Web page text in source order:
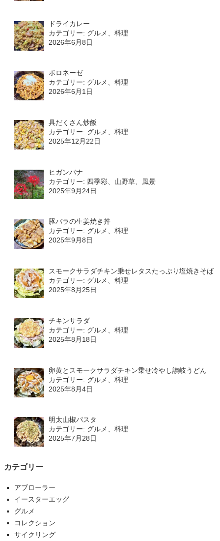
ドライカレー
カテゴリー: グルメ、料理
2026年6月8日
ボロネーゼ
カテゴリー: グルメ、料理
2026年6月1日
具だくさん炒飯
カテゴリー: グルメ、料理
2025年12月22日
ヒガンバナ
カテゴリー: 四季彩、山野草、風景
2025年9月24日
豚バラの生姜焼き丼
カテゴリー: グルメ、料理
2025年9月8日
スモークサラダチキン乗せレタスたっぷり塩焼きそば
カテゴリー: グルメ、料理
2025年8月25日
チキンサラダ
カテゴリー: グルメ、料理
2025年8月18日
卵黄とスモークサラダチキン乗せ冷やし讃岐うどん
カテゴリー: グルメ、料理
2025年8月4日
明太山椒パスタ
カテゴリー: グルメ、料理
2025年7月28日
カテゴリー
アブローラー
イースターエッグ
グルメ
コレクション
サイクリング